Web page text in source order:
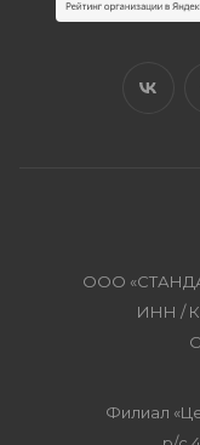
ООО
ИНН /
Филиал